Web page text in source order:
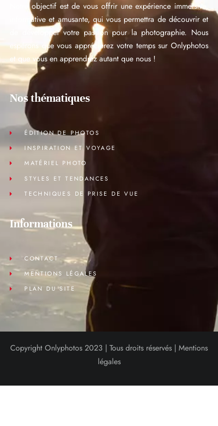
Notre objectif est de vous offrir une expérience immersive,
informative et amusante, qui vous permettra de découvrir et
de développer votre passion pour la photographie. Nous
espérons que vous apprécierez votre temps sur Onlyphotos
et que vous en apprendrez autant que nous !
Nos thématiques
ÉDITION DE PHOTOS
INSPIRATION ET VOYAGE
MATÉRIEL PHOTO
STYLES ET TENDANCES
TECHNIQUES DE PRISE DE VUE
Informations
CONTACT
MENTIONS LÉGALES
PLAN DU SITE
Copyright Onlyphotos 2023 | Tous droits réservés | Mentions
légales